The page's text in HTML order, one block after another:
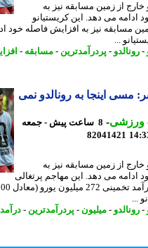
از زمین مسابقه نیز به
می دهد. این کریستیانو
مسابقه نیز به افزایش فاصله خود
...
-پردرآمدترین- مسابقه-افزایش
مسی اینجا به رونالدو نمی
-
8 ساعت پیش - جمعه
82041421
از زمین مسابقه نیز به
می دهد. این مهاجم پرتغالی
-میلیون-پردرآمدترین- درآمد-